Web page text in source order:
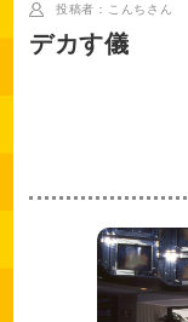
投稿者：こんち さん
デカす儀